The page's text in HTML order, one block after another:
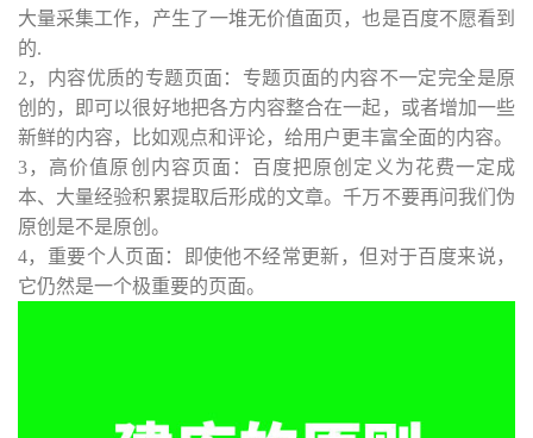
大量采集工作，产生了一堆无价值面页，也是百度不愿看到
的.
2，内容优质的专题页面：专题页面的内容不一定完全是原
创的，即可以很好地把各方内容整合在一起，或者增加一些
新鲜的内容，比如观点和评论，给用户更丰富全面的内容。
3，高价值原创内容页面：百度把原创定义为花费一定成
本、大量经验积累提取后形成的文章。千万不要再问我们伪
原创是不是原创。
4，重要个人页面：即使他不经常更新，但对于百度来说，
它仍然是一个极重要的页面。